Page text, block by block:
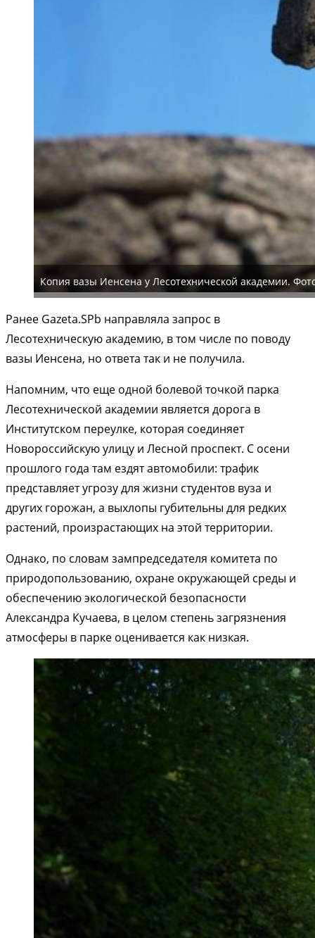
Копия вазы Иенсена у Лесотехнической академии.
Ранее Gazeta.SPb направляла запрос в
Лесотехническую академию, в том числе по поводу
вазы Иенсена, но ответа так и не получила.
Напомним, что еще одной болевой точкой парка
Лесотехнической академии является дорога в
Институтском переулке, которая соединяет
Новороссийскую улицу и Лесной проспект. С осени
прошлого года там ездят автомобили: трафик
представляет угрозу для жизни студентов вуза и
других горожан, а выхлопы губительны для редких
растений, произрастающих на этой территории.
Однако, по словам зампредседателя комитета по
природопользованию, охране окружающей среды и
обеспечению экологической безопасности
Александра Кучаева, в целом степень загрязнения
атмосферы в парке оценивается как низкая.